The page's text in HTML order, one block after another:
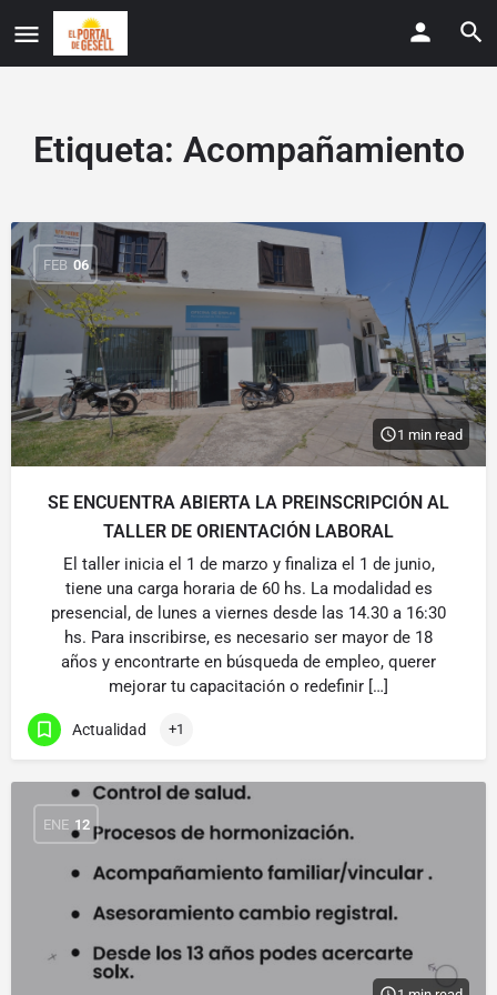
Etiqueta: Acompañamiento
FEB 06
1 min read
SE ENCUENTRA ABIERTA LA PREINSCRIPCIÓN AL
TALLER DE ORIENTACIÓN LABORAL
El taller inicia el 1 de marzo y finaliza el 1 de junio,
tiene una carga horaria de 60 hs. La modalidad es
presencial, de lunes a viernes desde las 14.30 a 16:30
hs. Para inscribirse, es necesario ser mayor de 18
años y encontrarte en búsqueda de empleo, querer
mejorar tu capacitación o redefinir […]
Actualidad +1
ENE 12